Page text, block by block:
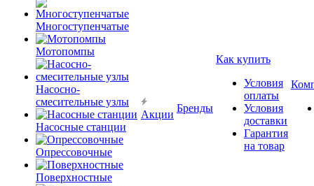
Многоступенчатые
Мотопомпы
Насосно-
смесительные узлы
Насосные станции
Опрессовочные
Поверхностные
Акции
Бренды
Как купить
Условия
оплаты
Условия
доставки
Гарантия
на товар